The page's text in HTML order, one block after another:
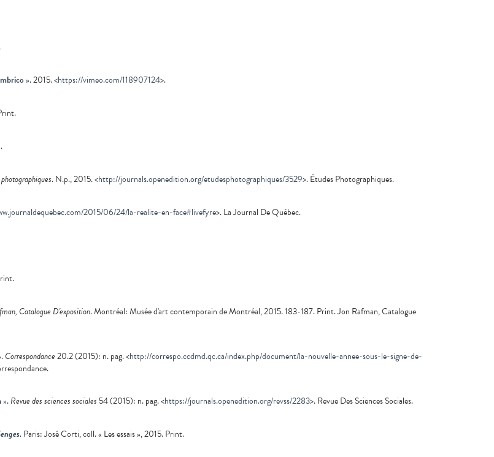
». 2015. <https://vimeo.com/118907124>.
. N.p., 2015. <http://journals.openedition.org/etudesphotographiques/3529>. Études Photographiques.
2015/06/24/la-realite-en-face#livefyre>. La Journal De Québec.
Catalogue D'exposition. Montréal: Musée d'art contemporain de Montréal, 2015. 183-187. Print. Jon Rafman, Catalogue
.Correspondance20.2 (2015): n. pag. <http://correspo.ccdmd.qc.ca/index.php/document/la-nouvelle-annee-sous-le-signe-de-
».Revue des sciences sociales 54 (2015): n. pag. <https://journals.openedition.org/revss/2283>. Revue Des Sciences Sociales.
. Paris: José Corti, coll. « Les essais », 2015. Print.